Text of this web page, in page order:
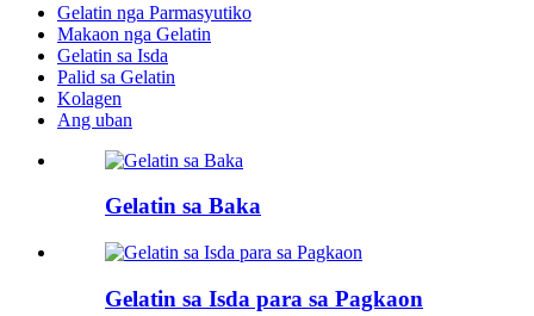
Gelatin nga Parmasyutiko
Makaon nga Gelatin
Gelatin sa Isda
Palid sa Gelatin
Kolagen
Ang uban
Gelatin sa Baka
Gelatin sa Isda para sa Pagkaon